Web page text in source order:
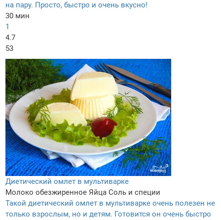
на пару. Просто, быстро и очень вкусно!
30 мин
1
4.7
53
Диетический омлет в мультиварке
Молоко обезжиренное Яйца Соль и специи
Такой диетический омлет в мультиварке очень полезен не
только взрослым, но и детям. Готовится он очень быстро